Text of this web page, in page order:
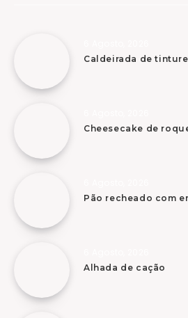
Caldeirada de
Cheesecake de
Pão recheado com
Alhada de cação